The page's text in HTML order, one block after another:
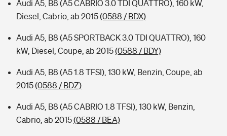
Audi A5, B8 (A5 CABRIO 3.0 TDI QUATTRO), 160 kW,
Diesel, Cabrio, ab 2015(0588 / BDX)
Audi A5, B8 (A5 SPORTBACK 3.0 TDI QUATTRO), 160
kW, Diesel, Coupe, ab 2015(0588 / BDY)
Audi A5, B8 (A5 1.8 TFSI), 130 kW, Benzin, Coupe, ab
2015(0588 / BDZ)
Audi A5, B8 (A5 CABRIO 1.8 TFSI), 130 kW, Benzin,
Cabrio, ab 2015(0588 / BEA)